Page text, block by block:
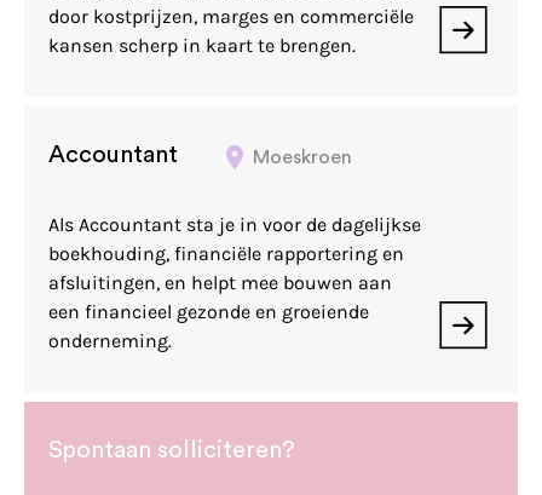
door kostprijzen, marges en commerciële
kansen scherp in kaart te brengen.
Accountant Moeskroen
Als Accountant sta je in voor de dagelijkse
boekhouding, financiële rapportering en
afsluitingen, en helpt mee bouwen aan
een financieel gezonde en groeiende
onderneming.
Spontaan solliciteren?